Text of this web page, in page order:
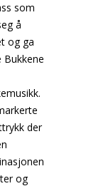
som
å
og ga
Bukkene
der
og